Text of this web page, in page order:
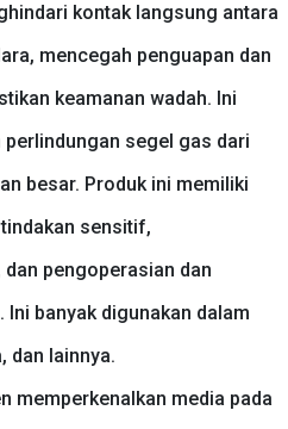
kontak langsung antara
mencegah penguapan dan
keamanan wadah. Ini
segel gas dari
besar. Produk ini memiliki
sensitif,
pengoperasian dan
banyak digunakan dalam
dan lainnya.
memperkenalkan media pada